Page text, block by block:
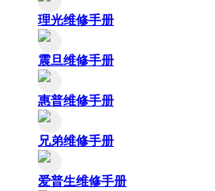
理光维修手册
震旦维修手册
惠普维修手册
兄弟维修手册
爱普生维修手册